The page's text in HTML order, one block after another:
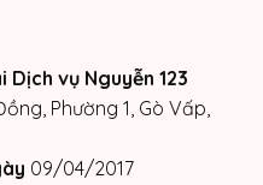
vụ Nguyễn 123
Phường 1, Gò Vấp,
09/04/2017